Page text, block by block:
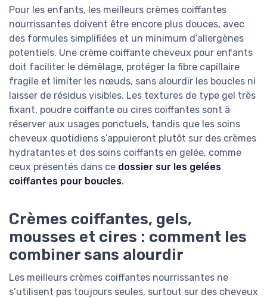
Pour les enfants, les meilleurs crèmes coiffantes
nourrissantes doivent être encore plus douces, avec
des formules simplifiées et un minimum d’allergènes
potentiels. Une crème coiffante cheveux pour enfants
doit faciliter le démêlage, protéger la fibre capillaire
fragile et limiter les nœuds, sans alourdir les boucles ni
laisser de résidus visibles. Les textures de type gel très
fixant, poudre coiffante ou cires coiffantes sont à
réserver aux usages ponctuels, tandis que les soins
cheveux quotidiens s’appuieront plutôt sur des crèmes
hydratantes et des soins coiffants en gelée, comme
ceux présentés dans ce dossier sur les gelées
coiffantes pour boucles.
Crèmes coiffantes, gels,
mousses et cires : comment les
combiner sans alourdir
Les meilleurs crèmes coiffantes nourrissantes ne
s’utilisent pas toujours seules, surtout sur des cheveux